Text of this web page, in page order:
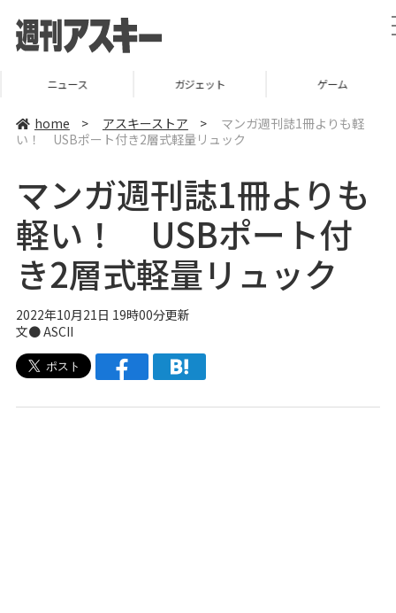
ニュース ガジェット ゲーム
home > アスキーストア >
マンガ週刊誌1冊よりも軽
い！ USBポート付き2層式軽量リュック
マンガ週刊誌1冊よりも
軽い！ USBポート付
き2層式軽量リュック
2022年10月21日 19時00分更新
文● ASCII